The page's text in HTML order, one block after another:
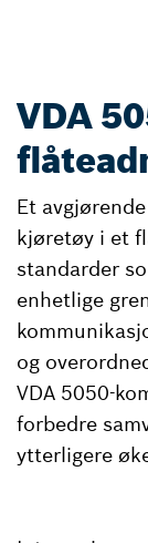
VDA
Et
kjøretøy i et
standarder
enhetlige
og
VDA 5050-
forbedre
ytterligere